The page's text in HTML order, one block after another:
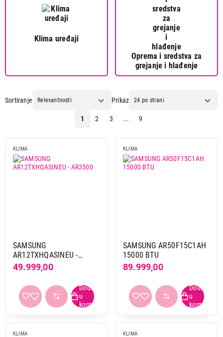
Klima uređaji
Oprema i sredstva za
grejanje i hlađenje
Sortiranje Prikaz
1 2 3 ... 9
KLIMA
SAMSUNG
AR12TXHQASINEU -
AR3500
49.999,00
KLIMA
SAMSUNG AR50F15C1AH
15000 BTU
89.999,00
KLIMA KLIMA